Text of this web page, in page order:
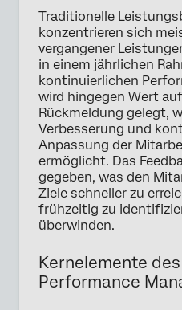
Traditionelle
konzentrieren sich
vergangener
in einem jährlichen
kontinuierlichen
wird hingegen Wert
Rückmeldung gelegt,
Verbesserung und
Anpassung der
ermöglicht. Das
gegeben, was den
Ziele schneller zu
frühzeitig zu
überwinden.
Kernelemente
Performance